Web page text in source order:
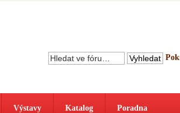
Výstavy Katalog Poradna